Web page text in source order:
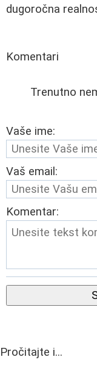
dugoročna
Komentari
Trenutno
Vaše ime:
Vaš email:
Komentar:
Pročitajte i...